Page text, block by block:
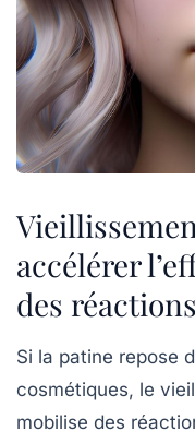
accélérer
des
Si la patine repose
cosmétiques, le
mobilise des